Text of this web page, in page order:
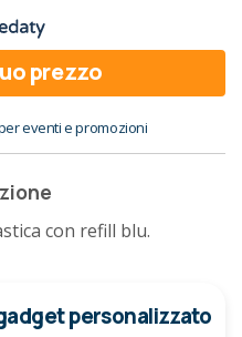
prezzo
eventi e promozioni
con refill blu.
personalizzato